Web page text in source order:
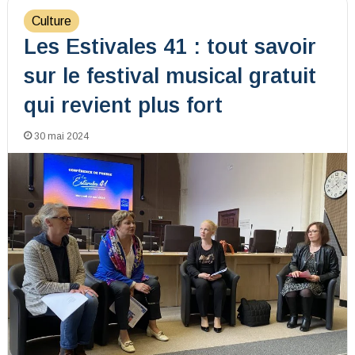
Culture
Les Estivales 41 : tout savoir
sur le festival musical gratuit
qui revient plus fort
30 mai 2024